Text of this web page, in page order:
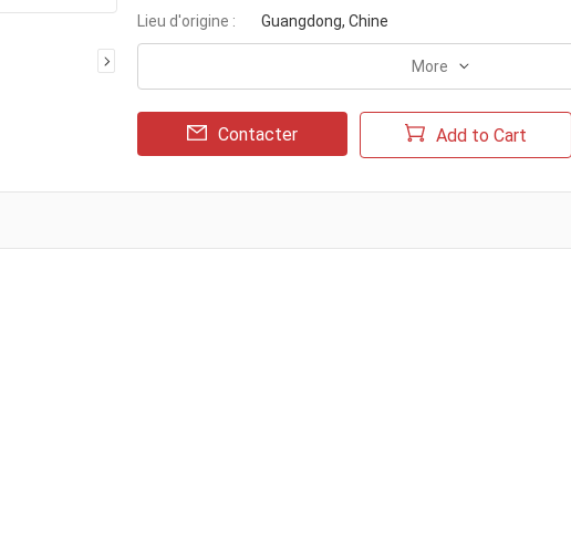
Lieu d'origine :
Guangdong, Chine
More
Contacter Add to Cart